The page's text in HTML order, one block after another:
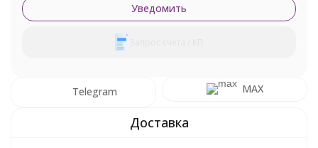
Уведомить
Telegram MAX